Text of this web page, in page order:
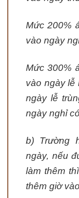
Mức 200%
vào ngày
Mức 300%
vào ngày lễ
ngày lễ
ngày nghỉ
b) Trường
ngày, nếu
làm thêm
thêm giờ